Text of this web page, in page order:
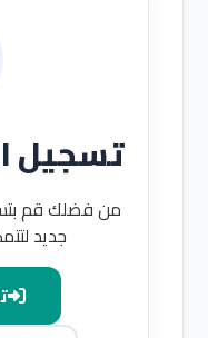
تسجيل
من فضلك قم
جديد